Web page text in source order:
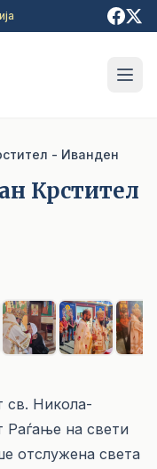
- Иванден
Крстител
св. Никола-
Раѓање на свети
отслужена света